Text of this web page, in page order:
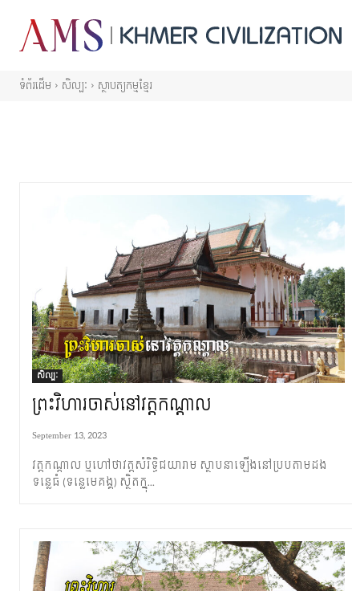
ទំព័រដើម សិល្បៈ ស្ថាបត្យកម្មខ្មែរ
សិល្បៈ
ព្រះវិហារ​ចាស់​នៅវត្ត​កណ្តាល
September 13, 2023
វត្ត​កណ្តាល ឬហៅថាវត្ត​សំរិទ្ធិជយារាម ស្ថាបនាឡើង​នៅ​ប្រប​តាមដង
ទន្លេធំ (ទន្លេ​មេគង្គ) ស្ថិត​ក្នុ...